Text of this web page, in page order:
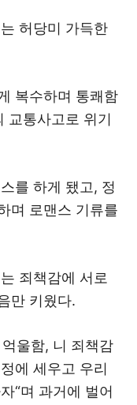
허당미 가득한
복수하며 통쾌함
교통사고로 위기
를 하게 됐고, 정
며 로맨스 기류를
죄책감에 서로
만 키웠다.
울함, 니 죄책감
에 세우고 우리
“며 과거에 벌어